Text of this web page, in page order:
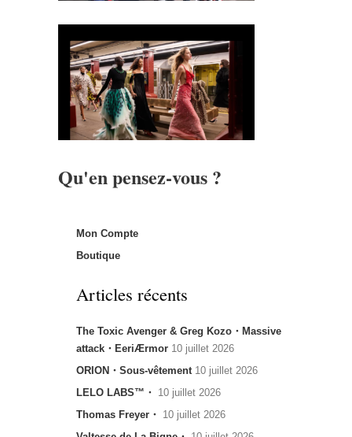
Qu'en pensez-vous ?
Mon Compte
Boutique
Articles récents
The Toxic Avenger & Greg Kozo・Massive
attack・EeriÆrmor 10 juillet 2026
ORION・Sous-vêtement 10 juillet 2026
LELO LABS™・ 10 juillet 2026
Thomas Freyer・ 10 juillet 2026